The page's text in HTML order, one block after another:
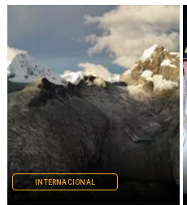
INTERNACIONAL